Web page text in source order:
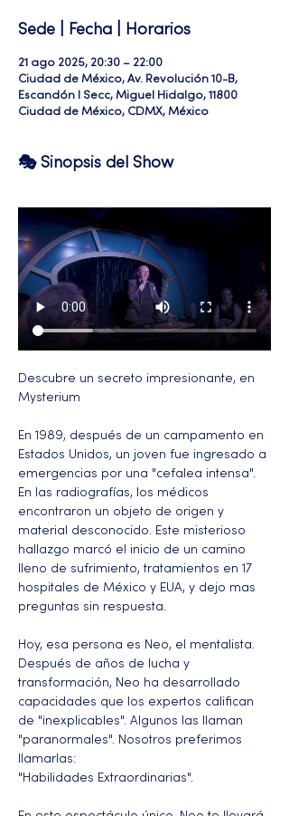
Sede | Fecha | Horarios
21 ago 2025, 20:30 – 22:00
Ciudad de México, Av. Revolución 10-B,
Escandón I Secc, Miguel Hidalgo, 11800
Ciudad de México, CDMX, México
🎭 Sinopsis del Show
Descubre un secreto impresionante, en
Mysterium
En 1989, después de un campamento en
Estados Unidos, un joven fue ingresado a
emergencias por una "cefalea intensa".
En las radiografías, los médicos
encontraron un objeto de origen y
material desconocido. Este misterioso
hallazgo marcó el inicio de un camino
lleno de sufrimiento, tratamientos en 17
hospitales de México y EUA, y dejo mas
preguntas sin respuesta.
Hoy, esa persona es Neo, el mentalista.
Después de años de lucha y
transformación, Neo ha desarrollado
capacidades que los expertos califican
de "inexplicables". Algunos las llaman
"paranormales". Nosotros preferimos
llamarlas:
"Habilidades Extraordinarias".